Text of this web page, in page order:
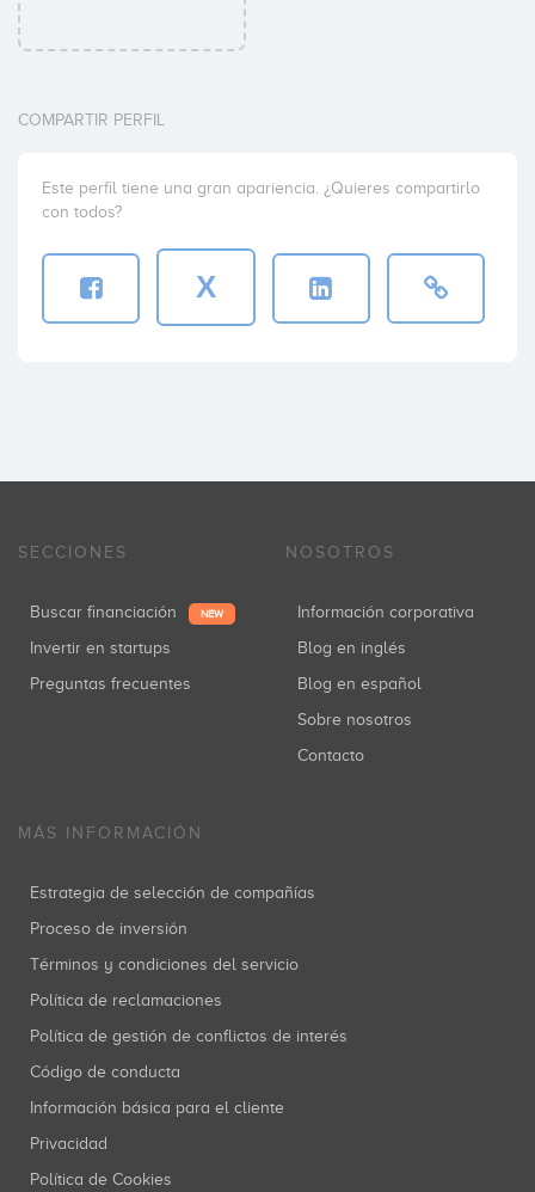
COMPARTIR PERFIL
Este perfil tiene una gran apariencia. ¿Quieres compartirlo
con todos?
X
SECCIONES
Buscar financiación NEW
Invertir en startups
Preguntas frecuentes
NOSOTROS
Información corporativa
Blog en inglés
Blog en español
Sobre nosotros
Contacto
MÁS INFORMACIÓN
Estrategia de selección de compañías
Proceso de inversión
Términos y condiciones del servicio
Política de reclamaciones
Política de gestión de conflictos de interés
Código de conducta
Información básica para el cliente
Privacidad
Política de Cookies